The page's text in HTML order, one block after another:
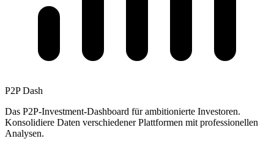
P2P Dash
Das P2P-Investment-Dashboard für ambitionierte Investoren.
Konsolidiere Daten verschiedener Plattformen mit professionellen
Analysen.